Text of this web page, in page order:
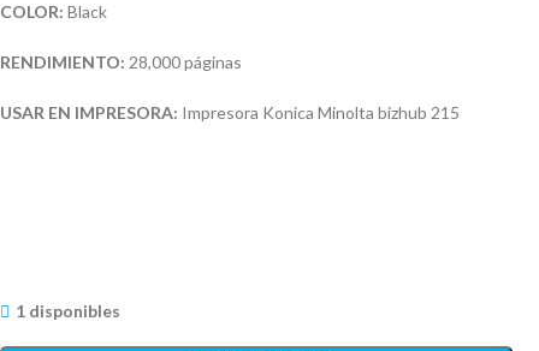
COLOR: Black
RENDIMIENTO: 28,000 páginas
USAR EN IMPRESORA: Impresora Konica Minolta bizhub 215
1 disponibles